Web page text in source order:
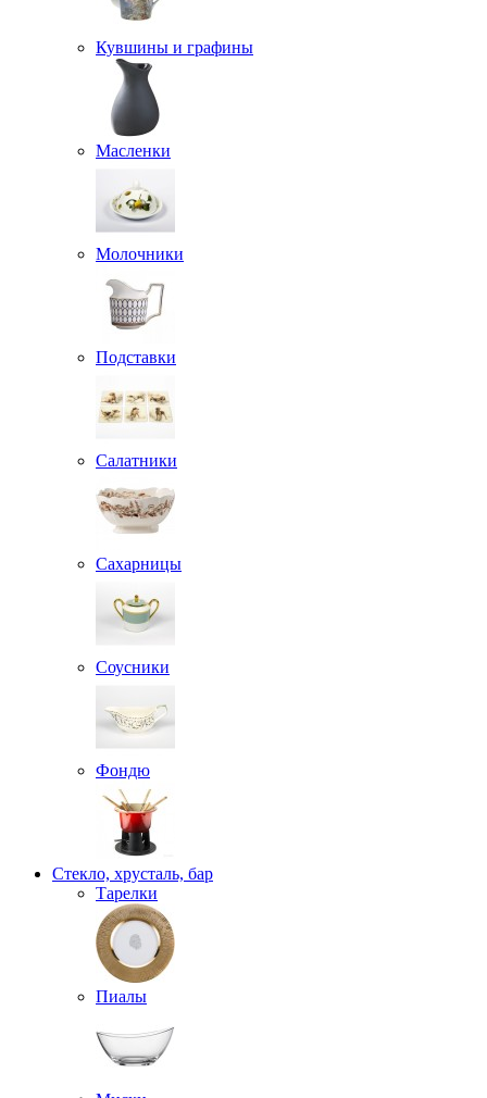
Кувшины и графины
Масленки
Молочники
Подставки
Салатники
Сахарницы
Соусники
Фондю
Стекло, хрусталь, бар
Тарелки
Пиалы